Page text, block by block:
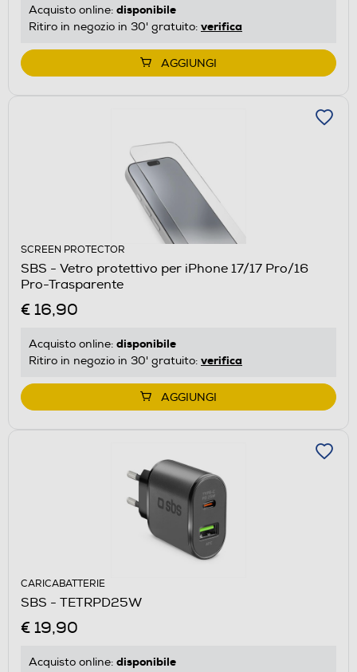
Acquisto online: disponibile
Ritiro in negozio in 30' gratuito: verifica
AGGIUNGI
SCREEN PROTECTOR
SBS - Vetro protettivo per iPhone 17/17 Pro/16
Pro-Trasparente
€ 16,90
Acquisto online: disponibile
Ritiro in negozio in 30' gratuito: verifica
AGGIUNGI
CARICABATTERIE
SBS - TETRPD25W
€ 19,90
Acquisto online: disponibile